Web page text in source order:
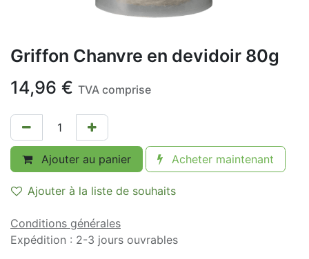
Griffon Chanvre en devidoir 80g
14,96 € TVA comprise
Ajouter au panier Acheter maintenant
Ajouter à la liste de souhaits
Conditions générales
Expédition : 2-3 jours ouvrables